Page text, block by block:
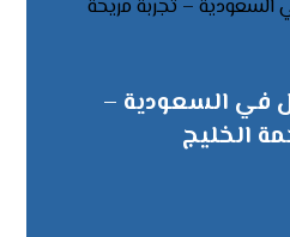
في السعودية –
الخليج